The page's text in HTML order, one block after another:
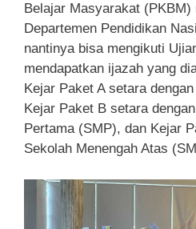
Belajar Masyarakat
Departemen Pendidikan
nantinya bisa mengikuti
mendapatkan ijazah yang
Kejar Paket A setara
Kejar Paket B setara
Pertama (SMP), dan Kejar
Sekolah Menengah Atas